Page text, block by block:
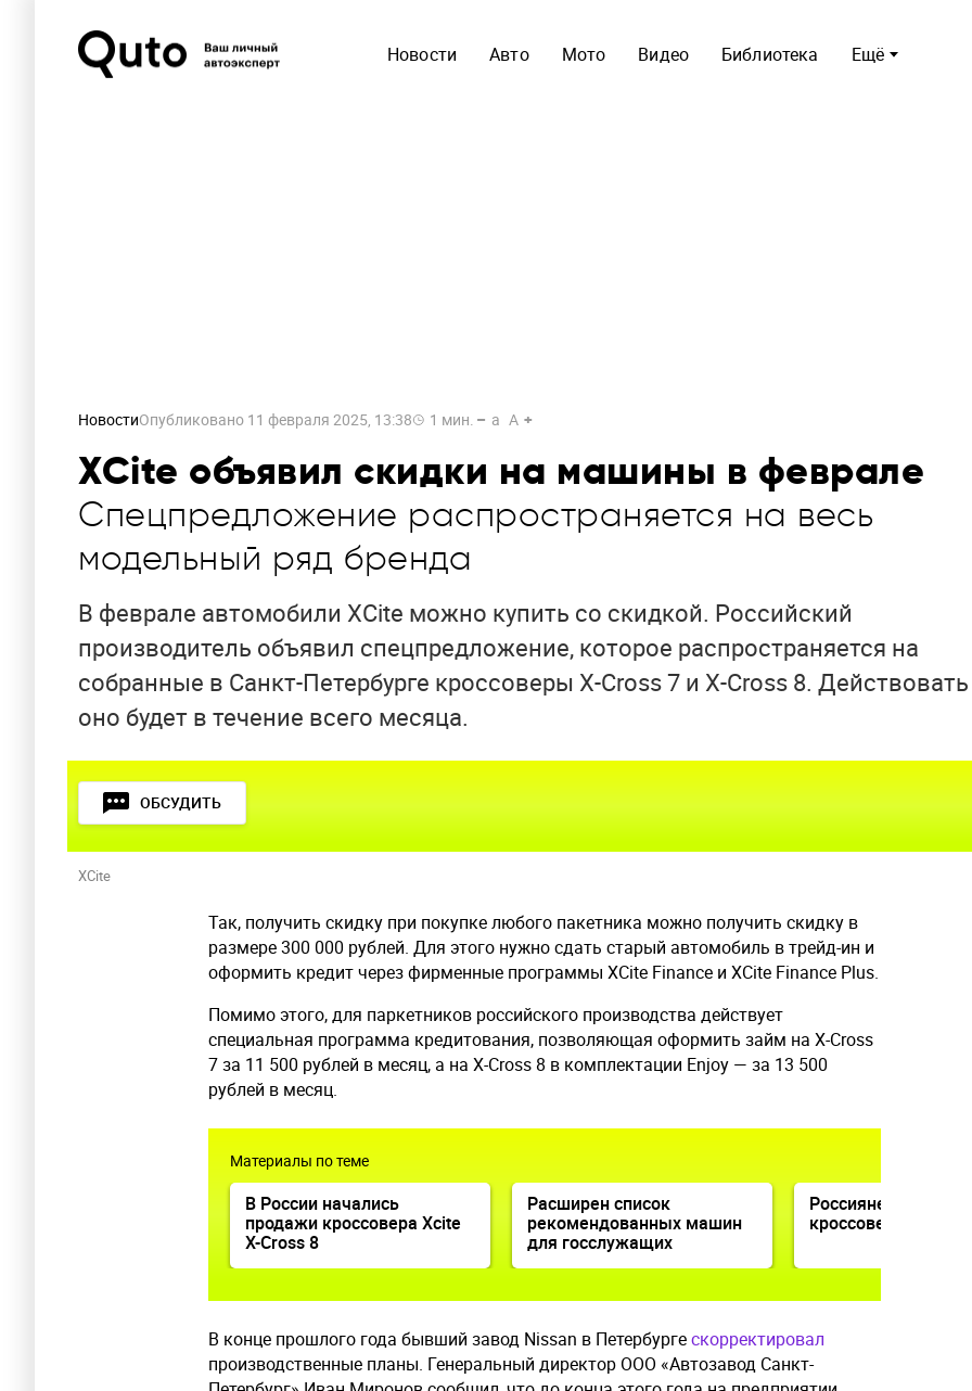
Ещё
Новости Авто Мото Видео Библиотека
НовостиОпубликовано 11 февраля 2025, 13:38 1 мин. a A
XCite объявил скидки на машины в феврале
Спецпредложение распространяется на весь
модельный ряд бренда
В феврале автомобили XCite можно купить со скидкой. Российский
производитель объявил спецпредложение, которое распространяется на
собранные в Санкт-Петербурге кроссоверы X-Cross 7 и X-Cross 8. Действовать
оно будет в течение всего месяца.
ОБСУДИТЬ
XCite
Так, получить скидку при покупке любого пакетника можно получить скидку в
размере 300 000 рублей. Для этого нужно сдать старый автомобиль в трейд-ин и
оформить кредит через фирменные программы XCite Finance и XCite Finance Plus.
Помимо этого, для паркетников российского производства действует
специальная программа кредитования, позволяющая оформить займ на X-Cross
7 за 11 500 рублей в месяц, а на X-Cross 8 в комплектации Enjoy — за 13 500
рублей в месяц.
Материалы по теме
В России начались
продажи кроссовера Xcite
X-Cross 8
Расширен список
рекомендованных машин
для госслужащих
Россияне
кроссоверы Xcite X-
В конце прошлого года бывший завод Nissan в Петербургескорректировал
производственные планы. Генеральный директор ООО «Автозавод Санкт-